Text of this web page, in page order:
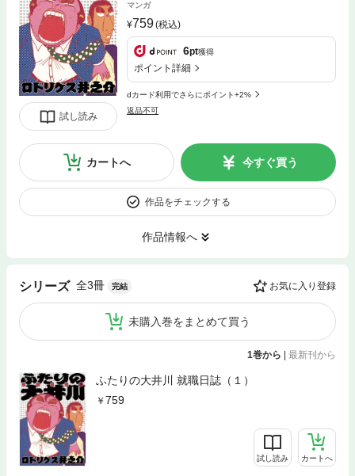
試し読み
マンガ
759(税込)
6pt獲得
ポイント詳細
dカード利用でさらにポイント+2%
返品不可
カートへ 今すぐ買う
作品をチェックする
作品情報へ
シリーズ 全3冊 完結 お気に入り登録
未購入巻をまとめて買う
1巻から | 最新刊から
ふたりの大井川 就職日誌（１）
759
試し読み カートへ